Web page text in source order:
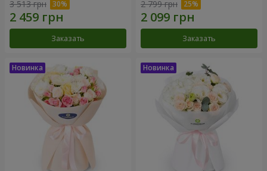
3 513 грн
Заказать
2 799 грн
Заказать